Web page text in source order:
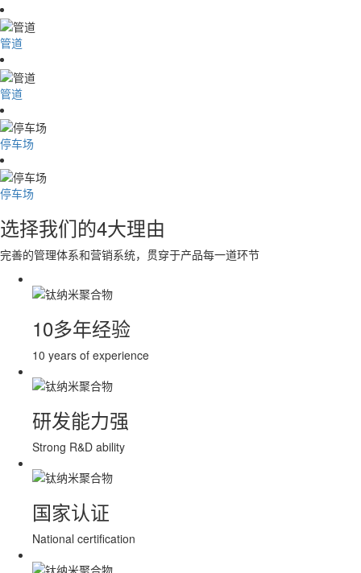
管道
管道
停车场
停车场
选择我们的4大理由
完善的管理体系和营销系统，贯穿于产品每一道环节
10多年经验
10 years of experience
研发能力强
Strong R&D ability
国家认证
National certification